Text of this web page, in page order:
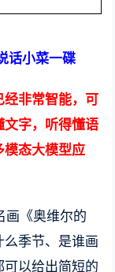
话小菜一碟
非常智能，可
文字，听得懂语
模态大模型应
画《奥维尔的
季节、是谁画
可以给出简短的